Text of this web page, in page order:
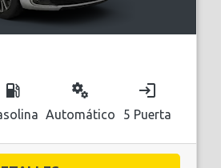
local_gas_station miscellaneous_services
Automático
login
5 Puerta